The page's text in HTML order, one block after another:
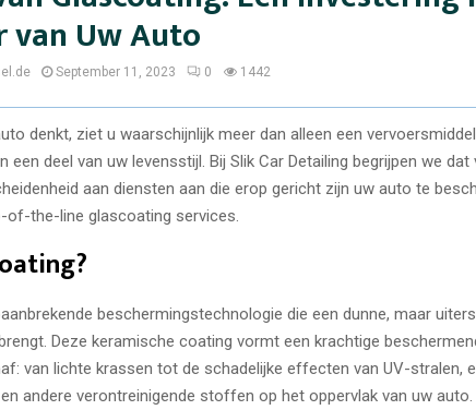
van Uw Auto
September 11, 2023 0 1442
denkt, ziet u waarschijnlijk meer dan alleen een
een deel van uw levensstijl. Bij Slik Car Detailing begrijpen we
aan diensten aan die erop gericht zijn uw auto te
the-line glascoating services.
beschermingstechnologie die een dunne, maar
Deze keramische coating vormt een krachtige
van lichte krassen tot de schadelijke effecten van UV-stralen,
andere verontreinigende stoffen op het oppervlak van uw auto.